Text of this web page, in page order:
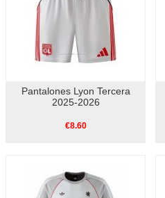
Pantalones Lyon Tercera
2025-2026
€8.60